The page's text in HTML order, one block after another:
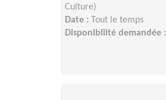
Culture)
Date :
Tout le temps
Disponibilité demandée :